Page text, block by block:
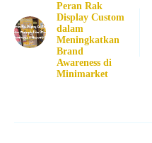
Peran Rak
Display Custom
dalam
Meningkatkan
Brand
Awareness di
Minimarket